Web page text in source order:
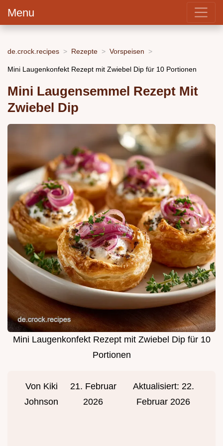
Menu
de.crock.recipes Rezepte Vorspeisen
Mini Laugenkonfekt Rezept mit Zwiebel Dip für 10 Portionen
Mini Laugensemmel Rezept Mit
Zwiebel Dip
Mini Laugenkonfekt Rezept mit Zwiebel Dip für 10
Portionen
Von Kiki
Johnson
21. Februar
2026
Aktualisiert: 22.
Februar 2026